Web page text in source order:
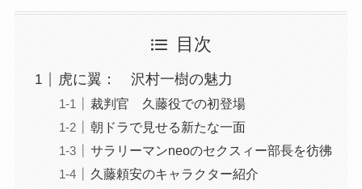
目次
虎に翼： 沢村一樹の魅力
裁判官 久藤役での初登場
朝ドラで見せる新たな一面
サラリーマンneoのセクスィー部長を彷彿
久藤頼安のキャラクター紹介